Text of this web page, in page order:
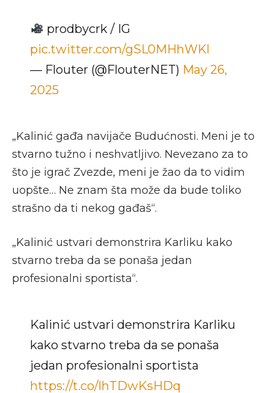
prodbycrk / IG
pic.twitter.com/gSL0MHhWKl
— Flouter (@FlouterNET) May 26,
2025
„Kalinić gađa navijače Budućnosti. Meni je to
stvarno tužno i neshvatljivo. Nevezano za to
što je igrač Zvezde, meni je žao da to vidim
uopšte… Ne znam šta može da bude toliko
strašno da ti nekog gađaš“.
„Kalinić ustvari demonstrira Karliku kako
stvarno treba da se ponaša jedan
profesionalni sportista“.
Kalinić ustvari demonstrira Karliku
kako stvarno treba da se ponaša
jedan profesionalni sportista
https://t.co/lhTDwKsHDq